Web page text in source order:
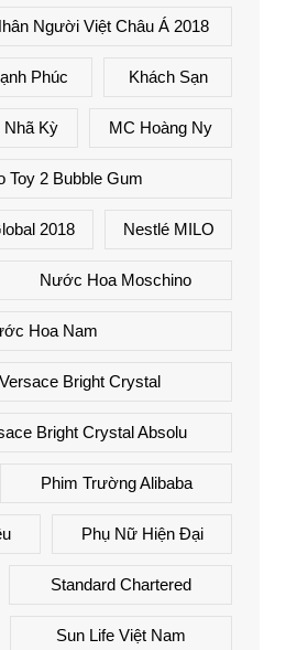
Người Việt Châu Á 2018
Phúc Khách Sạn
Nhã Kỳ MC Hoàng Ny
Toy 2 Bubble Gum
2018 Nestlé MILO
Nước Hoa Moschino
Hoa Nam
Bright Crystal
Bright Crystal Absolu
Phim Trường Alibaba
Phụ Nữ Hiện Đại
Standard Chartered
Sun Life Việt Nam